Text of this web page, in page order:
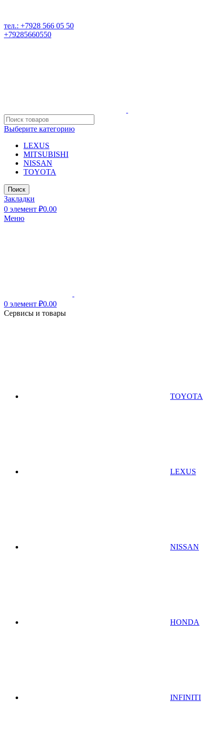
тел.: +7928 566 05 50
+79285660550
Выберите категорию
LEXUS
MITSUBISHI
NISSAN
TOYOTA
Поиск
Закладки
0 элемент ₽0.00
Меню
0 элемент ₽0.00
Сервисы и товары
TOYOTA
LEXUS
NISSAN
HONDA
INFINITI